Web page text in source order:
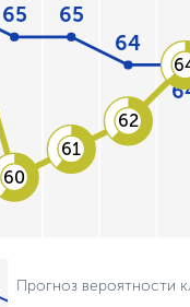
65 65
64
60
61
62
Прогноз вероятности